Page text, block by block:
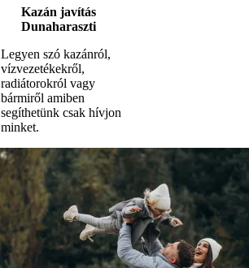
Kazán javítás
Dunaharaszti
Legyen szó kazánról,
vízvezetékekről,
radiátorokról vagy
bármiről amiben
segíthetünk csak hívjon
minket.